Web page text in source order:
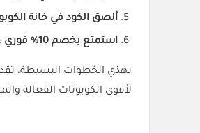
ألصق الكود في خانة
استمتع بخصم 10% فوري
بهذي الخطوات البسيطة،
لأقوى الكوبونات الفعالة